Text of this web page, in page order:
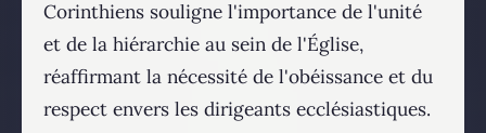
Corinthiens souligne l'importance de l'unité
et de la hiérarchie au sein de l'Église,
réaffirmant la nécessité de l'obéissance et du
respect envers les dirigeants ecclésiastiques.